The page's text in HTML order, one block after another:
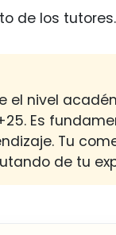
de los tutores.
el nivel
Es
Tu
de tu